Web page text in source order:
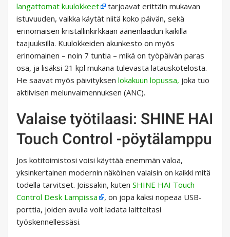
langattomat kuulokkeet
tarjoavat erittäin mukavan
istuvuuden, vaikka käytät niitä koko päivän, sekä
erinomaisen kristallinkirkkaan äänenlaadun kaikilla
taajuuksilla. Kuulokkeiden akunkesto on myös
erinomainen – noin 7 tuntia – mikä on työpäivän paras
osa, ja lisäksi 21 kpl mukana tulevasta latauskotelosta.
He saavat myös päivityksen lokakuun lopussa, joka tuo
aktiivisen melunvaimennuksen (ANC).
Valaise työtilaasi: SHINE HAI
Touch Control -pöytälamppu
Jos kotitoimistosi voisi käyttää enemmän valoa,
yksinkertainen modernin näköinen valaisin on kaikki mitä
todella tarvitset. Joissakin, kuten SHINE HAI Touch
Control Desk Lampissa
, on jopa kaksi nopeaa USB-
porttia, joiden avulla voit ladata laitteitasi
työskennellessäsi.